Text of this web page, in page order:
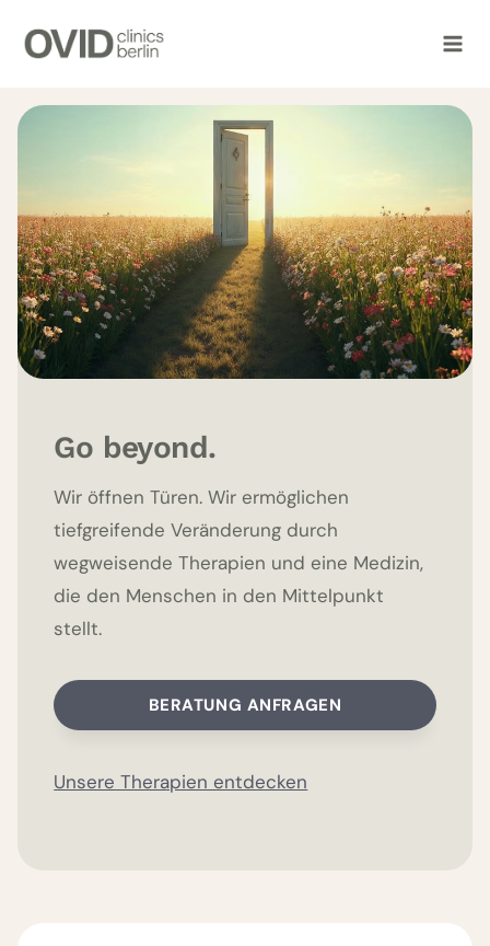
Inhalt
Go beyond.
Wir öffnen Türen. Wir ermöglichen
tiefgreifende Veränderung durch
wegweisende Therapien und eine Medizin,
die den Menschen in den Mittelpunkt
stellt.
BERATUNG ANFRAGEN
Unsere Therapien entdecken